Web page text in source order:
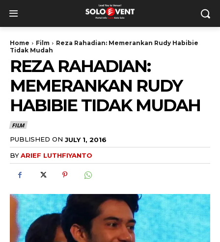
Home Film
Reza Rahadian: Memerankan Rudy Habibie
Tidak Mudah
REZA RAHADIAN:
MEMERANKAN RUDY
HABIBIE TIDAK MUDAH
FILM
PUBLISHED ON JULY 1, 2016
BYARIEF LUTHFIYANTO